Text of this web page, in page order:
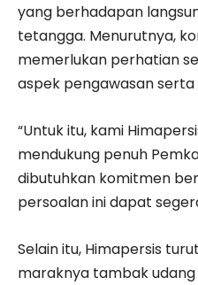
yang berhadapan
tetangga. Menurutnya,
memerlukan perhatian
aspek pengawasan
“Untuk itu, kami
mendukung penuh
dibutuhkan komitmen
persoalan ini dapat
Selain itu, Himapersis
maraknya tambak udang